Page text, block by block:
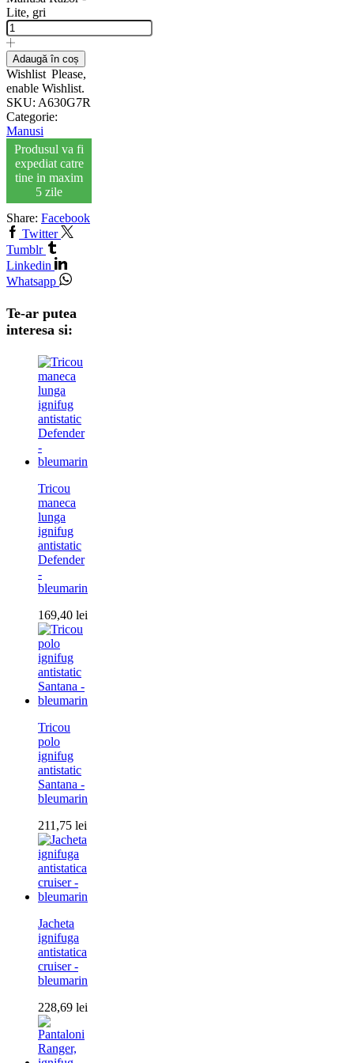
Lite, gri
Adaugă în coș
Wishlist Please,
enable Wishlist.
SKU: A630G7R
Categorie:
Manusi
Produsul va fi
expediat catre
tine in maxim
5 zile
Share: Facebook
Twitter
Tumblr
Linkedin
Whatsapp
Te-ar putea
interesa si:
Tricou
maneca
lunga
ignifug
antistatic
Defender
-
bleumarin
169,40 lei
Tricou
polo
ignifug
antistatic
Santana -
bleumarin
211,75 lei
Jacheta
ignifuga
antistatica
cruiser -
bleumarin
228,69 lei